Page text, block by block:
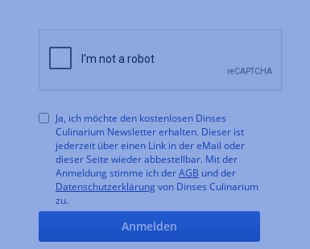
Ja, ich möchte den kostenlosen Dinses
Culinarium Newsletter erhalten. Dieser ist
jederzeit über einen Link in der eMail oder
dieser Seite wieder abbestellbar. Mit der
Anmeldung stimme ich derAGB und der
Datenschutzerklärung von Dinses Culinarium
zu.
Anmelden